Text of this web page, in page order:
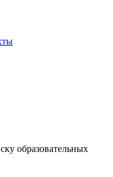
образовательных